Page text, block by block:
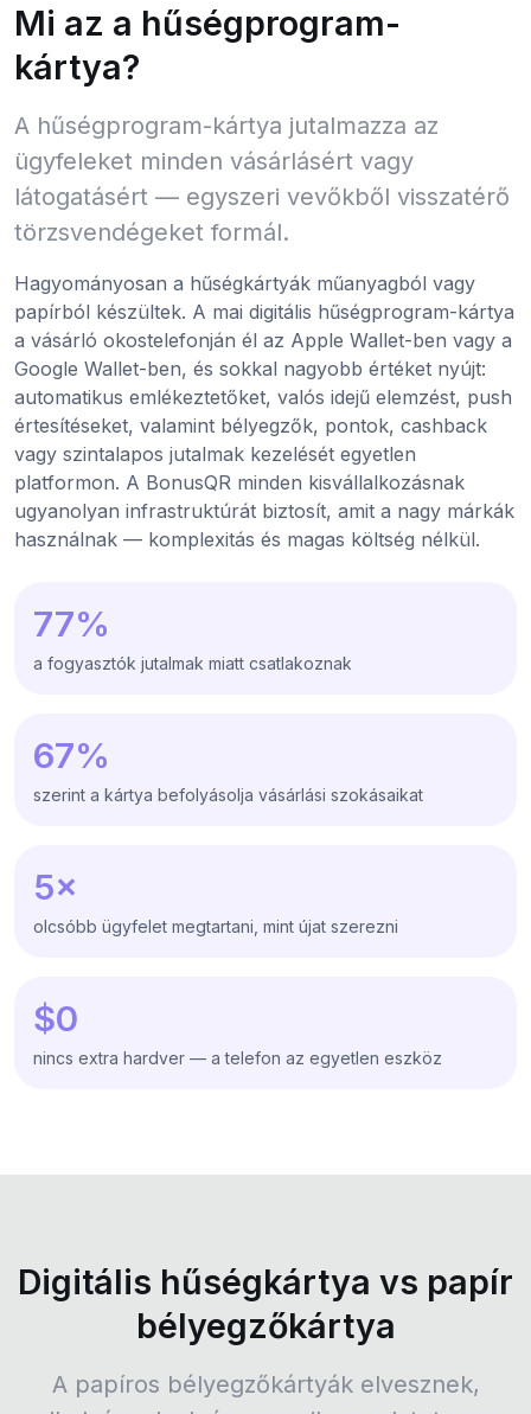
Mi az a hűségprogram-
kártya?
A hűségprogram-kártya jutalmazza az
ügyfeleket minden vásárlásért vagy
látogatásért — egyszeri vevőkből visszatérő
törzsvendégeket formál.
Hagyományosan a hűségkártyák műanyagból vagy
papírból készültek. A mai digitális hűségprogram-kártya
a vásárló okostelefonján él az Apple Wallet-ben vagy a
Google Wallet-ben, és sokkal nagyobb értéket nyújt:
automatikus emlékeztetőket, valós idejű elemzést, push
értesítéseket, valamint bélyegzők, pontok, cashback
vagy szintalapos jutalmak kezelését egyetlen
platformon. A BonusQR minden kisvállalkozásnak
ugyanolyan infrastruktúrát biztosít, amit a nagy márkák
használnak — komplexitás és magas költség nélkül.
77%
a fogyasztók jutalmak miatt csatlakoznak
67%
szerint a kártya befolyásolja vásárlási szokásaikat
5×
olcsóbb ügyfelet megtartani, mint újat szerezni
$0
nincs extra hardver — a telefon az egyetlen eszköz
Digitális hűségkártya vs papír
bélyegzőkártya
A papíros bélyegzőkártyák elvesznek,